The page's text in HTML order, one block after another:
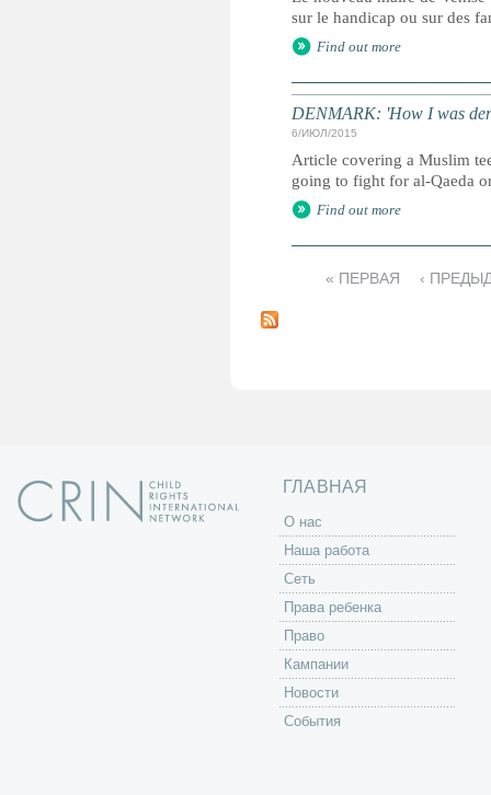
sur le handicap ou sur des
Find out more
DENMARK: 'How I was
6/ИЮЛ/2015
Article covering a Muslim
going to fight for al-Qaeda
Find out more
т
« ПЕРВАЯ ‹
ГЛАВНАЯ
O нас
Наша работа
Сеть
Права ребенка
Право
Кампании
Новости
События